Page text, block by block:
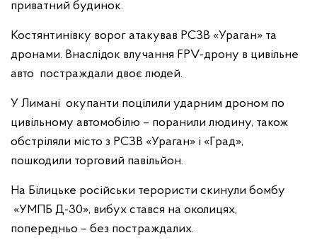
приватний будинок.
Костянтинівку ворог атакував РСЗВ «Ураган» та
дронами. Внаслідок влучання FPV-дрону в цивільне
авто постраждали двоє людей.
У Лимані окупанти поцілили ударним дроном по
цивільному автомобілю – поранили людину, також
обстріляли місто з РСЗВ «Ураган» і «Град»,
пошкодили торговий павільйон.
На Білицьке російськи терористи скинули бомбу
«УМПБ Д-30», вибух стався на околицях,
попередньо – без постраждалих.